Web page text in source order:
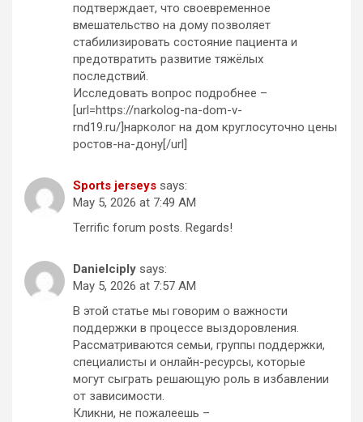
подтверждает, что своевременное
вмешательство на дому позволяет
стабилизировать состояние пациента и
предотвратить развитие тяжёлых
последствий.
Исследовать вопрос подробнее –
[url=https://narkolog-na-dom-v-
rnd19.ru/]нарколог на дом круглосуточно цены
ростов-на-дону[/url]
Sports jerseys says:
May 5, 2026 at 7:49 AM
Terrific forum posts. Regards!
Danielciply says:
May 5, 2026 at 7:57 AM
В этой статье мы говорим о важности
поддержки в процессе выздоровления.
Рассматриваются семьи, группы поддержки,
специалисты и онлайн-ресурсы, которые
могут сыграть решающую роль в избавлении
от зависимости.
Кликни, не пожалеешь –